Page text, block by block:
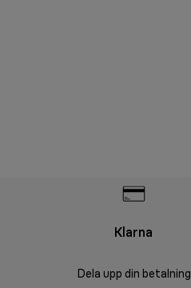
Klarna
Dela upp din betalning